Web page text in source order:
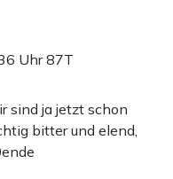
Uhr87T
sind ja jetzt schon
bitter und elend,